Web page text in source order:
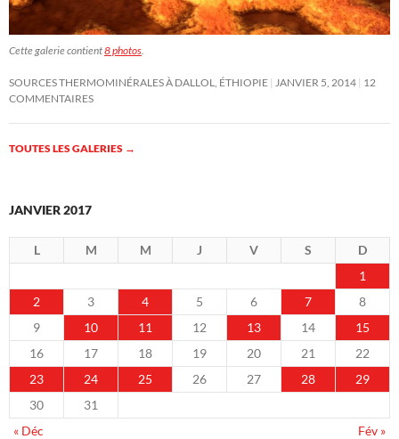
Cette galerie contient8 photos
SOURCES THERMOMINÉRALES À DALLOL, ÉTHIOPIE JANVIER 5, 2014 12
COMMENTAIRES
TOUTES LES GALERIES →
JANVIER 2017
L M M J V S
D
1
2
3 4 5 6 7
8
9
10 11 12 13 14
15
16
17 18 19 20 21
22
23
24 25 26 27 28
29
30
31
« Déc
Fév »